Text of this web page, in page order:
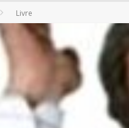
« MON VILLAGE RÉVOLTÉ » -
STAR FOX
PSYRIVER 2026 : LA MAGIE
Livre